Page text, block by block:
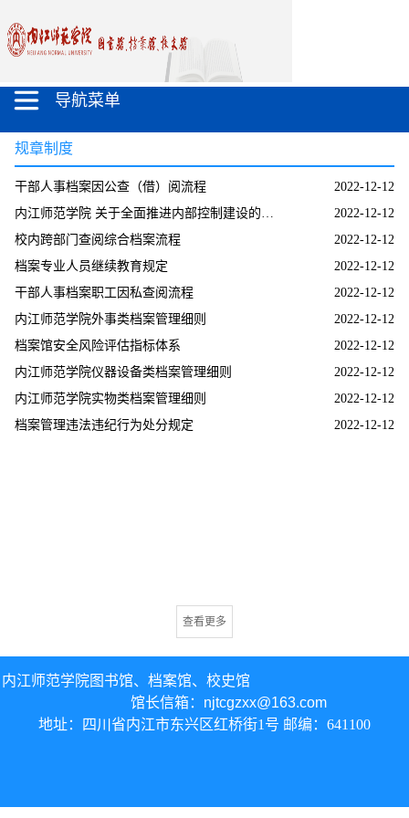
导航菜单
规章制度
2022-12-12
干部人事档案因公查（借）阅流程
2022-12-12
内江师范学院 关于全面推进内部控制建设的工作方案 内师财字〔2017〕3号
2022-12-12
校内跨部门查阅综合档案流程
2022-12-12
档案专业人员继续教育规定
2022-12-12
干部人事档案职工因私查阅流程
2022-12-12
内江师范学院外事类档案管理细则
2022-12-12
档案馆安全风险评估指标体系
2022-12-12
内江师范学院仪器设备类档案管理细则
2022-12-12
内江师范学院实物类档案管理细则
2022-12-12
档案管理违法违纪行为处分规定
查看更多
内江师范学院图书馆、 档案馆、校史馆
馆长信箱： njtcgzxx@163.com
地址：四川省内江市东兴区红桥街1号 邮编：641100